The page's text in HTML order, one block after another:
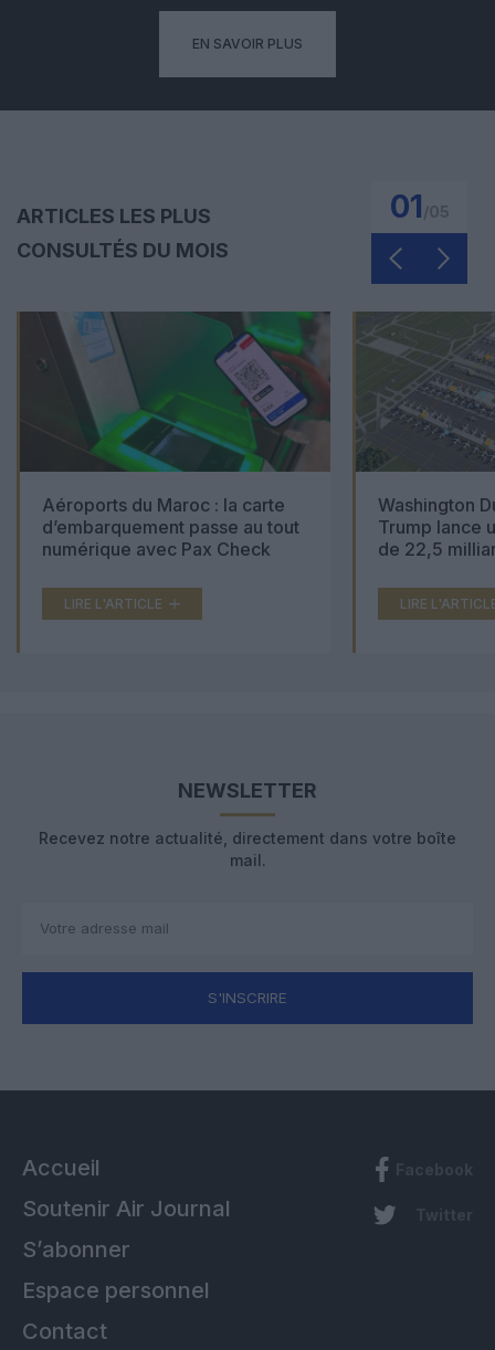
EN SAVOIR PLUS
ARTICLES LES PLUS
CONSULTÉS DU MOIS
01
Aéroports du Maroc : la carte
d’embarquement passe au tout
numérique avec Pax Check
LIRE L'ARTICLE
Washington
Trump lance
de 22,5
LIRE
NEWSLETTER
Recevez notre actualité, directement dans votre boîte
mail.
S'INSCRIRE
Accueil
Soutenir Air Journal
S’abonner
Espace personnel
Contact